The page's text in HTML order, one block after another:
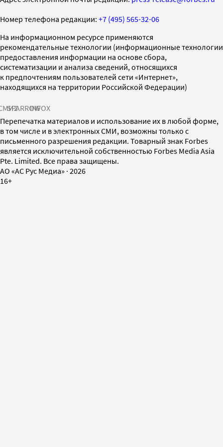
Номер телефона редакции: +7 (495) 565-32-06
На информационном ресурсе применяются
рекомендательные технологии (информационные технологии
предоставления информации на основе сбора,
систематизации и анализа сведений, относящихся
к предпочтениям пользователей сети «Интернет»,
находящихся на территории Российской Федерации)
SPARROWINFOX
Перепечатка материалов и использование их в любой форме,
в том числе и в электронных СМИ, возможны только с
письменного разрешения редакции. Товарный знак Forbes
является исключительной собственностью Forbes Media Asia
Pte. Limited. Все права защищены.
AO «АС Рус Медиа» · 2026
16+